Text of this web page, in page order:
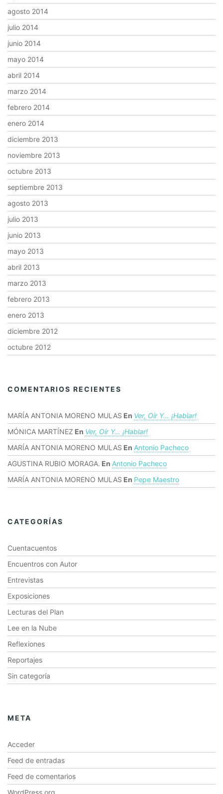
agosto 2014
julio 2014
junio 2014
mayo 2014
abril 2014
marzo 2014
febrero 2014
enero 2014
diciembre 2013
noviembre 2013
octubre 2013
septiembre 2013
agosto 2013
julio 2013
junio 2013
mayo 2013
abril 2013
marzo 2013
febrero 2013
enero 2013
diciembre 2012
octubre 2012
COMENTARIOS RECIENTES
MARÍA ANTONIA MORENO MULAS En Ver, Oír Y… ¡hablar!
MÓNICA MARTÍNEZ En Ver, Oír Y… ¡hablar!
MARÍA ANTONIA MORENO MULAS En Antonio Pacheco
AGUSTINA RUBIO MORAGA. En Antonio Pacheco
MARÍA ANTONIA MORENO MULAS En Pepe Maestro
CATEGORÍAS
Cuentacuentos
Encuentros con Autor
Entrevistas
Exposiciones
Lecturas del Plan
Lee en la Nube
Reflexiones
Reportajes
Sin categoría
META
Acceder
Feed de entradas
Feed de comentarios
WordPress.org